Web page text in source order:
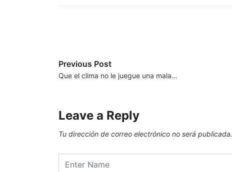
Previous Post
Que el clima no le juegue una mala…
Leave a Reply
Tu dirección de correo electrónico no será publicada.